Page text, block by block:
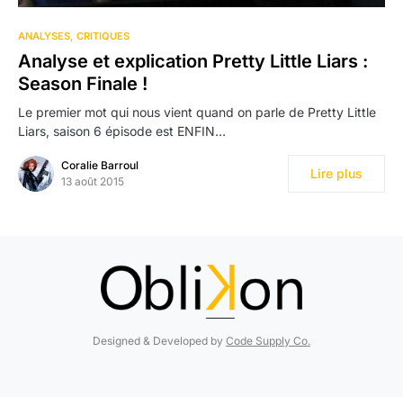
ANALYSES CRITIQUES
Analyse et explication Pretty Little Liars :
Season Finale !
Le premier mot qui nous vient quand on parle de Pretty Little
Liars, saison 6 épisode est ENFIN…
Coralie Barroul
13 août 2015
Lire plus
Designed & Developed by Code Supply Co.